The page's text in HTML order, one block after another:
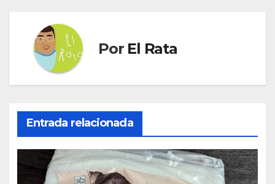
Por El Rata
Entrada relacionada